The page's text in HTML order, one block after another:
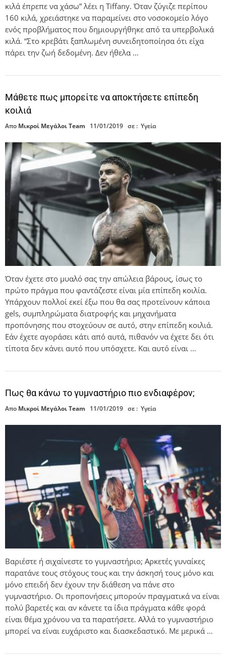
κιλά έπρεπε να χάσω” λέει η Tiffany. Όταν ζύγιζε περίπου
160 κιλά, χρειάστηκε να παραμείνει στο νοσοκομείο λόγο
ενός προβλήματος που δημιουργήθηκε από τα υπερβολικά
κιλά. “Στο κρεβάτι ξαπλωμένη συνειδητοποίησα ότι είχα
πάρει την ζωή δεδομένη. Δεν ήθελα …
Μάθετε πως μπορείτε να αποκτήσετε επίπεδη
κοιλιά
Απο Μικροί Μεγάλοι Team 11/01/2019 σε : Υγεία
Όταν έχετε στο μυαλό σας την απώλεια βάρους, ίσως το
πρώτο πράγμα που φαντάζεστε είναι μία επίπεδη κοιλία.
Υπάρχουν πολλοί εκεί έξω που θα σας προτείνουν κάποια
gels, συμπληρώματα διατροφής και μηχανήματα
προπόνησης που στοχεύουν σε αυτό, στην επίπεδη κοιλιά.
Εάν έχετε αγοράσει κάτι από αυτά, πιθανόν να έχετε δει ότι
τίποτα δεν κάνει αυτό που υπόσχετε. Και αυτό είναι …
Πως θα κάνω το γυμναστήριο πιο ενδιαφέρον;
Απο Μικροί Μεγάλοι Team 11/01/2019 σε : Υγεία
Βαριέστε ή σιχαίνεστε το γυμναστήριο; Αρκετές γυναίκες
παρατάνε τους στόχους τους και την άσκησή τους μόνο και
μόνο επειδή δεν έχουν την διάθεση να πάνε στο
γυμναστήριο. Οι προπονήσεις μπορούν πραγματικά να είναι
πολύ βαρετές και αν κάνετε τα ίδια πράγματα κάθε φορά
είναι θέμα χρόνου να τα παρατήσετε. Αλλά το γυμναστήριο
μπορεί να είναι ευχάριστο και διασκεδαστικό. Με μερικά …